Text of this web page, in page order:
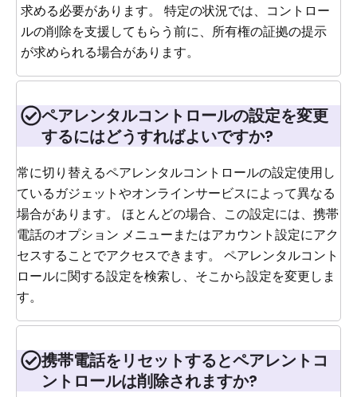
求める必要があります。 特定の状況では、コントロー
ルの削除を支援してもらう前に、所有権の証拠の提示
が求められる場合があります。
ペアレンタルコントロールの設定を変更
するにはどうすればよいですか?
常に切り替えるペアレンタルコントロールの設定使用し
ているガジェットやオンラインサービスによって異なる
場合があります。 ほとんどの場合、この設定には、携帯
電話のオプション メニューまたはアカウント設定にアク
セスすることでアクセスできます。 ペアレンタルコント
ロールに関する設定を検索し、そこから設定を変更しま
す。
携帯電話をリセットするとペアレントコ
ントロールは削除されますか?